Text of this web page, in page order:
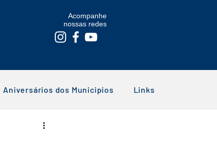
Acompanhe
nossas redes
Aniversários dos Municipios Links